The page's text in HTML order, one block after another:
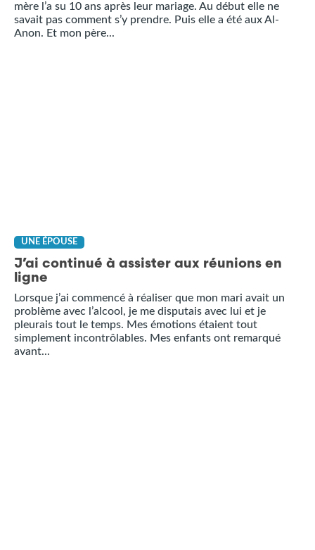
mère l’a su 10 ans après leur mariage. Au début elle ne
savait pas comment s’y prendre. Puis elle a été aux Al-
Anon. Et mon père...
UNE ÉPOUSE
J’ai continué à assister aux réunions en
ligne
Lorsque j’ai commencé à réaliser que mon mari avait un
problème avec l’alcool, je me disputais avec lui et je
pleurais tout le temps. Mes émotions étaient tout
simplement incontrôlables. Mes enfants ont remarqué
avant...